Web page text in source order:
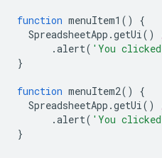
function menuItem1 ()
{
SpreadsheetApp .getUi()
.alert( 'You
}
function menuItem2()
{
SpreadsheetApp .getUi()
.alert( 'You
}